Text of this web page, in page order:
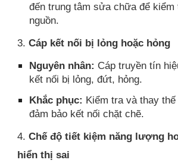
đến trung tâm sửa chữa để
nguồn.
3.Cáp kết nối bị lỏng hoặc hỏng
Nguyên nhân: Cáp truyền tín
kết nối bị lỏng, đứt, hỏng.
Khắc phục: Kiểm tra và thay
đảm bảo kết nối chặt chẽ.
4.Chế độ tiết kiệm năng lượng
hiển thị sai